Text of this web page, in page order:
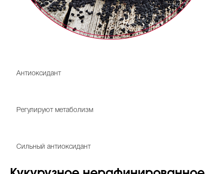
Антиоксидант
Регулируют метаболизм
Сильный антиоксидант